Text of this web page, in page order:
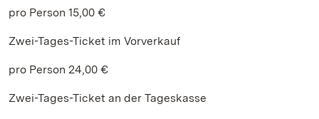
pro Person 15,00 €
Zwei-Tages-Ticket im Vorverkauf
pro Person 24,00 €
Zwei-Tages-Ticket an der Tageskasse